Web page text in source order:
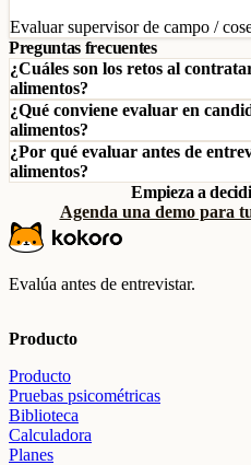
Evaluar supervisor de campo /
Preguntas frecuentes
¿Cuáles son los retos al
alimentos?
¿Qué conviene evaluar en
alimentos?
¿Por qué evaluar antes de
alimentos?
Empieza a
Agenda una demo para
Evalúa antes de entrevistar.
Producto
Producto
Pruebas psicométricas
Biblioteca
Calculadora
Planes